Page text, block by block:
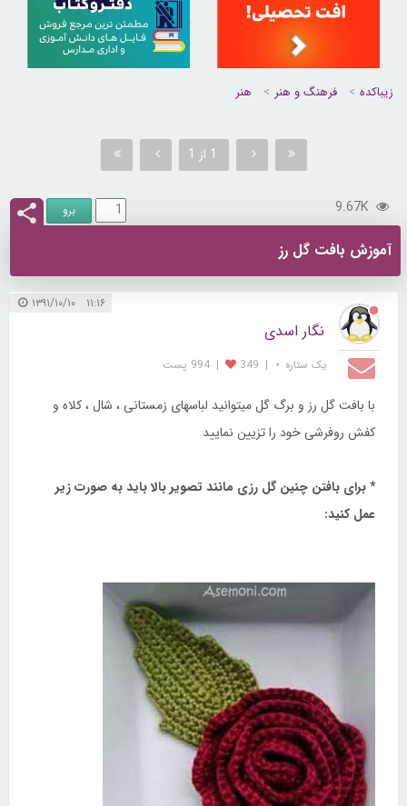
زیباکده فرهنگ و هنر هنر
1 از 1
9.67K
آموزش بافت گل رز
۱۱:۱۶ ۱۳۹۱/۱۰/۱۰
نگار اسدی
یک ستاره ⋆ |
349
| 994 پست
با بافت گل رز و برگ گل میتوانید لباسهای زمستانی ، شال ، کلاه و
کفش روفرشی خود را تزیین نمایید
* برای بافتن چنین گل رزی مانند تصویر بالا باید به صورت زیر
عمل کنید: